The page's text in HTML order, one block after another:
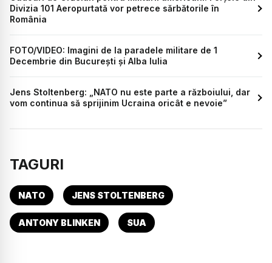
Divizia 101 Aeropurtată vor petrece sărbătorile în
România
FOTO/VIDEO: Imagini de la paradele militare de 1
Decembrie din București și Alba Iulia
Jens Stoltenberg: „NATO nu este parte a războiului, dar
vom continua să sprijinim Ucraina oricât e nevoie”
TAGURI
NATO JENS STOLTENBERG
ANTONY BLINKEN SUA